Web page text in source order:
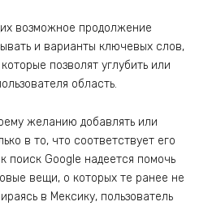
возможное продолжение
и варианты ключевых слов,
позволят углубить или
область.
желанию добавлять или
в то, что соответствует его
поиск Google надеется помочь
вещи, о которых те ранее не
в Мексику, пользователь